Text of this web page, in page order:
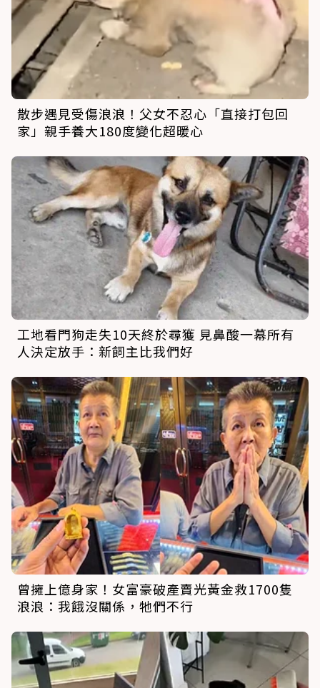
散步遇見受傷浪浪！父女不忍心「直接打包回
家」親手養大180度變化超暖心
工地看門狗走失10天終於尋獲 見鼻酸一幕所有
人決定放手：新飼主比我們好
曾擁上億身家！女富豪破產賣光黃金救1700隻
浪浪：我餓沒關係，牠們不行